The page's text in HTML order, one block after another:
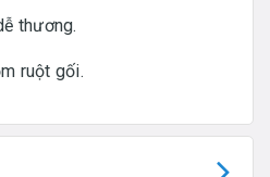
thương.
ruột gối.